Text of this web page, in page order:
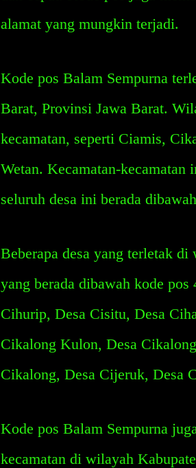
alamat yang mungkin terjadi.
Kode pos Balam Sempurna
Barat, Provinsi Jawa Barat.
kecamatan, seperti Ciamis,
Wetan. Kecamatan-kecamatan
seluruh desa ini berada
Beberapa desa yang terletak
yang berada dibawah kode
Cihurip, Desa Cisitu, Desa
Cikalong Kulon, Desa
Cikalong, Desa Cijeruk, Desa
Kode pos Balam Sempurna
kecamatan di wilayah